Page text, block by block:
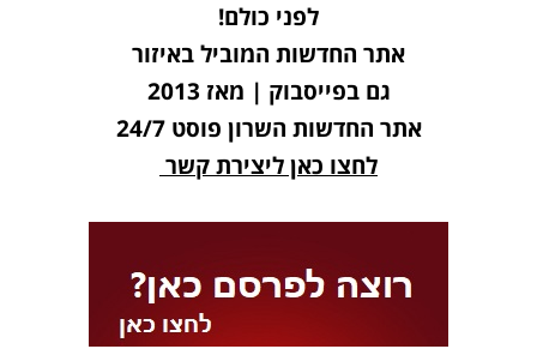
לפני כולם!
אתר החדשות המוביל באיזור
גם בפייסבוק | מאז 2013
אתר החדשות השרון פוסט 24/7
לחצו כאן ליצירת קשר